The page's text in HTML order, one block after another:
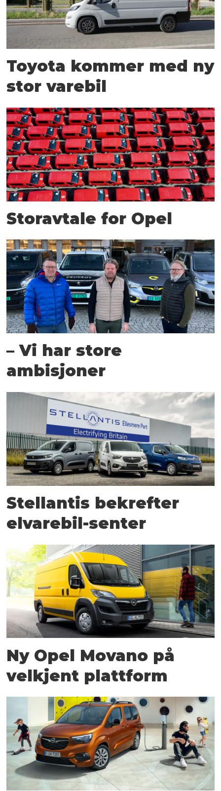
Toyota kommer med ny
stor varebil
Storavtale for Opel
– Vi har store
ambisjoner
Stellantis bekrefter
elvarebil-senter
Ny Opel Movano på
velkjent plattform